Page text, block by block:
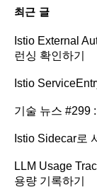
최근 글
Istio External
런싱 확인하기
Istio
기술 뉴스 #299
Istio Sidecar로
LLM Usage
용량 기록하기